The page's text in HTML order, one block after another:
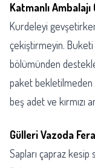
Katmanlı
Kurdeleyi
çekiştirmeyin. Buketi
bölümünden
paket bekletilmeden
beş adet ve kırmızı
Gülleri Vazoda
Sapları çapraz kesip